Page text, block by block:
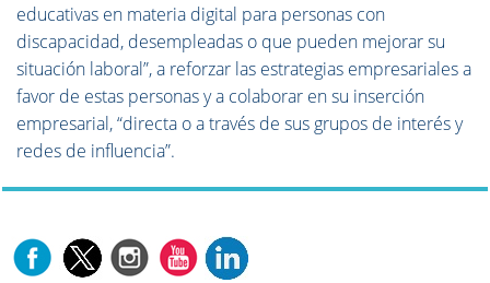
educativas en materia digital para personas con
discapacidad, desempleadas o que pueden mejorar su
situación laboral”, a reforzar las estrategias empresariales a
favor de estas personas y a colaborar en su inserción
empresarial, “directa o a través de sus grupos de interés y
redes de influencia”.